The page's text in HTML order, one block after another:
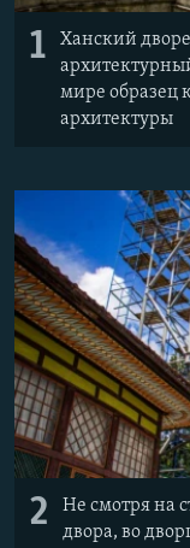
1
Ханский
мире образец
архитектуры
2
Не смотря на
двора, во